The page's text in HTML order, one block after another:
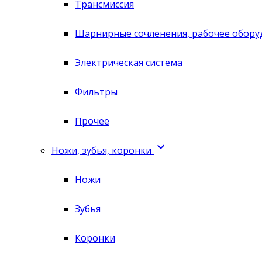
Трансмиссия
Шарнирные сочленения, рабочее
Электрическая система
Фильтры
Прочее
Ножи, зубья, коронки 
Ножи
Зубья
Коронки